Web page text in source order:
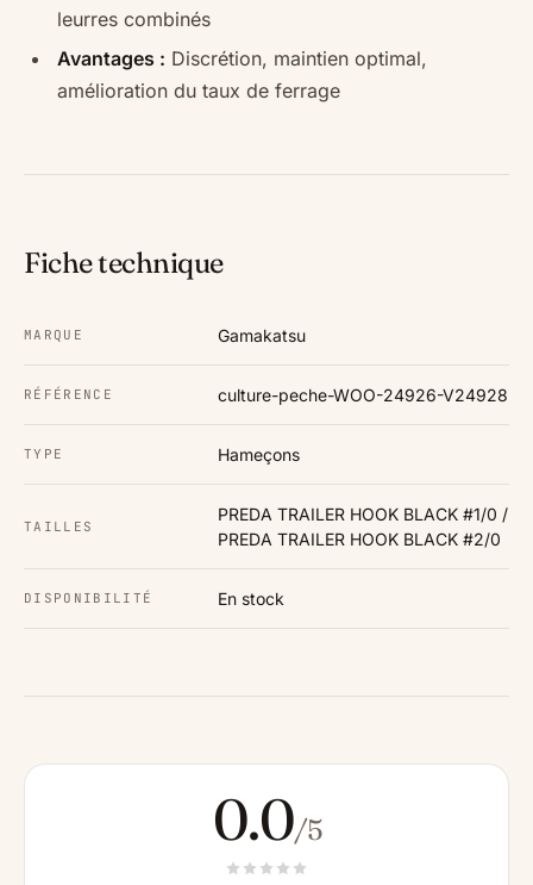
leurres combinés
Avantages : Discrétion, maintien optimal,
amélioration du taux de ferrage
Fiche technique
MARQUE Gamakatsu
RÉFÉRENCE culture-peche-WOO-24926-V24928
TYPE Hameçons
TAILLES
PREDA TRAILER HOOK BLACK #1/0 /
PREDA TRAILER HOOK BLACK #2/0
DISPONIBILITÉ En stock
0.0/5